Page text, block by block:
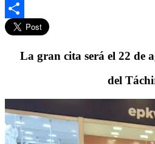
Gmail
Compartir
La gran cita será el 22 de
del